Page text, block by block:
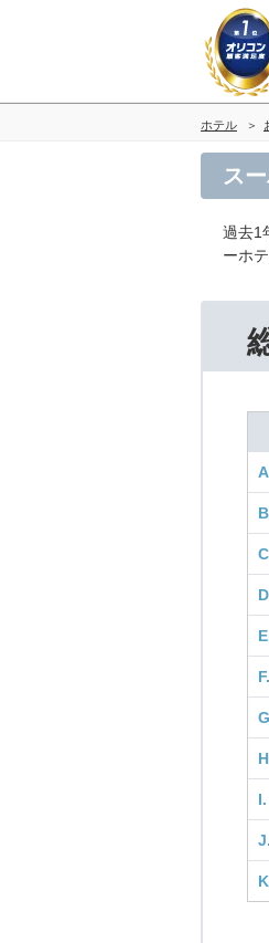
ホテル
ス
過去1
ーホ
F.
I.
J.